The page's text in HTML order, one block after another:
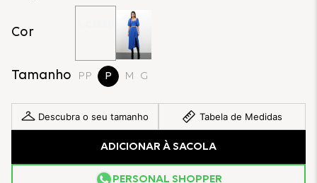
Cor
Tamanho PP P M G
Descubra o seu tamanho Tabela de Medidas
ADICIONAR À SACOLA
PERSONAL SHOPPER